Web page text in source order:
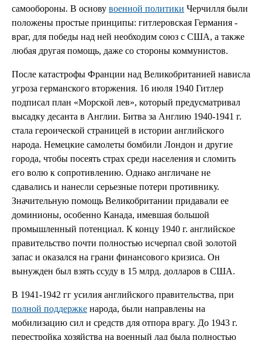
самообороны. В основу военной политики Черчилля были
положены простые принципы: гитлеровская Германия -
враг, для победы над ней необходим союз с США, а также
любая другая помощь, даже со стороны коммунистов.
После катастрофы Франции над Великобританией нависла
угроза германского вторжения. 16 июля 1940 Гитлер
подписал план «Морской лев», который предусматривал
высадку десанта в Англии. Битва за Англию 1940-1941 г.
стала героической страницей в истории английского
народа. Немецкие самолеты бомбили Лондон и другие
города, чтобы посеять страх среди населения и сломить
его волю к сопротивлению. Однако англичане не
сдавались и нанесли серьезные потери противнику.
Значительную помощь Великобритании придавали ее
доминионы, особенно Канада, имевшая большой
промышленный потенциал. К концу 1940 г. английское
правительство почти полностью исчерпал свой золотой
запас и оказался на грани финансового кризиса. Он
вынужден был взять ссуду в 15 млрд. долларов в США.
В 1941-1942 гг усилия английского правительства, при
полной поддержке народа, были направлены на
мобилизацию сил и средств для отпора врагу. До 1943 г.
перестройка хозяйства на военный лад была полностью